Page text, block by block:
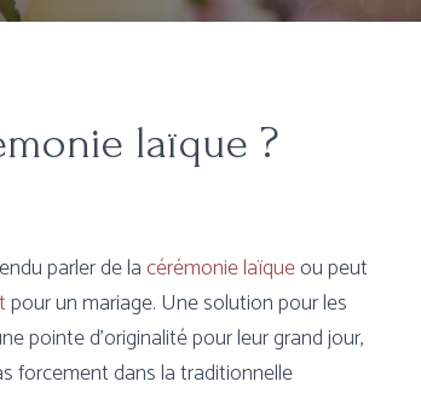
laïque ?
parler de lacérémonie laïqueou peut
pour un mariage. Une solution pour les
pointe d’originalité pour leur grand jour,
forcement dans la traditionnelle